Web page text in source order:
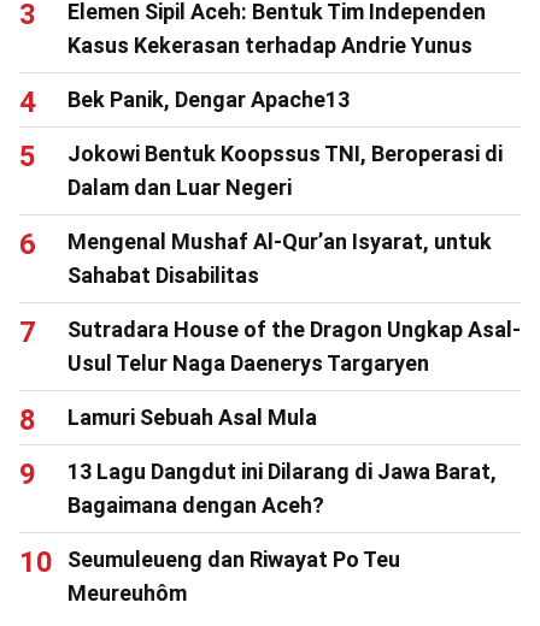
Elemen Sipil Aceh: Bentuk Tim Independen
Kasus Kekerasan terhadap Andrie Yunus
Bek Panik, Dengar Apache13
Jokowi Bentuk Koopssus TNI, Beroperasi di
Dalam dan Luar Negeri
Mengenal Mushaf Al-Qur’an Isyarat, untuk
Sahabat Disabilitas
Sutradara House of the Dragon Ungkap Asal-
Usul Telur Naga Daenerys Targaryen
Lamuri Sebuah Asal Mula
13 Lagu Dangdut ini Dilarang di Jawa Barat,
Bagaimana dengan Aceh?
Seumuleueng dan Riwayat Po Teu
Meureuhôm